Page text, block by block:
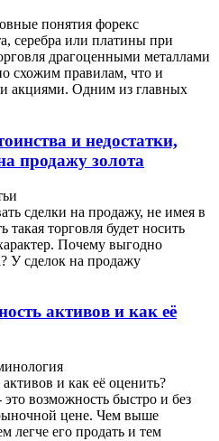
понятия форекс
серебра или платины при
драгоценными металлами
схожим правилам, что и
акциями. Одним из главных
и недостатки,
продажу золота
сделки на продажу, не имея в
такая торговля будет носить
Почему выгодно
У сделок на продажу
активов и как её
и как её оценить?
возможность быстро и без
цене. Чем выше
легче его продать и тем